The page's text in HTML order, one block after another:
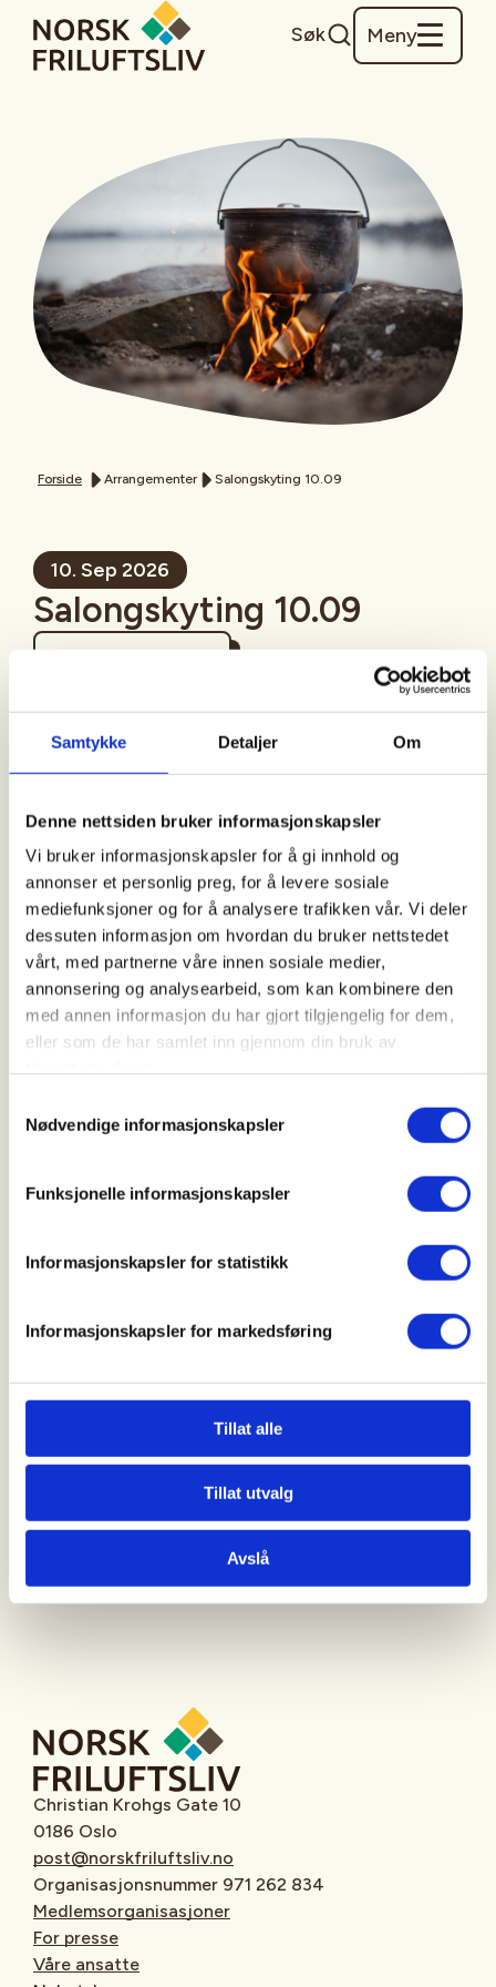
Samtykke Detaljer Om
Denne nettsiden bruker informasjonskapsler
Vi bruker informasjonskapsler for å gi innhold og
annonser et personlig preg, for å levere sosiale
mediefunksjoner og for å analysere trafikken vår. Vi deler
dessuten informasjon om hvordan du bruker nettstedet
vårt, med partnerne våre innen sosiale medier,
annonsering og analysearbeid, som kan kombinere den
med annen informasjon du har gjort tilgjengelig for dem,
eller som de har samlet inn gjennom din bruk av
Nødvendige informasjonskapsler
Funksjonelle informasjonskapsler
Informasjonskapsler for statistikk
Informasjonskapsler for markedsføring
Tillat alle
Tillat utvalg
Avslå
Søk Meny
Forside Arrangementer Salongskyting 10.09
10. Sep 2026
Salongskyting 10.09
Tid
10. Sep 2026
Kl. 17.30 - 19.00
Kontaktperson
ungdom@jjfl.no
Salongskyting for barn og ungdom. Registering og
betaling i haglebu.
Mer informasjon
Oppmøtested
Christian Krohgs Gate 10
0186 Oslo
post@norskfriluftsliv.no
Organisasjonsnummer 971 262 834
Medlemsorganisasjoner
For presse
Våre ansatte